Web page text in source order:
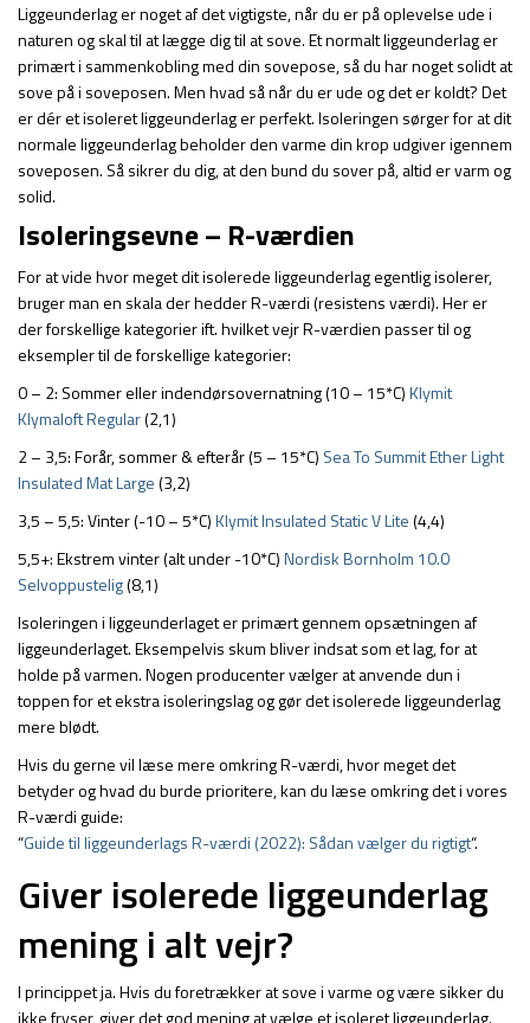
Liggeunderlag er noget af det vigtigste, når du er på oplevelse ude i
naturen og skal til at lægge dig til at sove. Et normalt liggeunderlag er
primært i sammenkobling med din sovepose, så du har noget solidt at
sove på i soveposen. Men hvad så når du er ude og det er koldt? Det
er dér et isoleret liggeunderlag er perfekt. Isoleringen sørger for at dit
normale liggeunderlag beholder den varme din krop udgiver igennem
soveposen. Så sikrer du dig, at den bund du sover på, altid er varm og
solid.
Isoleringsevne – R-værdien
For at vide hvor meget dit isolerede liggeunderlag egentlig isolerer,
bruger man en skala der hedder R-værdi (resistens værdi). Her er
der forskellige kategorier ift. hvilket vejr R-værdien passer til og
eksempler til de forskellige kategorier:
0 – 2: Sommer eller indendørsovernatning (10 – 15*C)Klymit
Klymaloft Regular(2,1)
2 – 3,5: Forår, sommer & efterår (5 – 15*C) Sea To Summit Ether Light
Insulated Mat Large(3,2)
3,5 – 5,5: Vinter (-10 – 5*C)Klymit Insulated Static V Lite(4,4)
5,5+: Ekstrem vinter (alt under -10*C)Nordisk Bornholm 10.0
Selvoppustelig(8,1)
Isoleringen i liggeunderlaget er primært gennem opsætningen af
liggeunderlaget. Eksempelvis skum bliver indsat som et lag, for at
holde på varmen. Nogen producenter vælger at anvende dun i
toppen for et ekstra isoleringslag og gør det isolerede liggeunderlag
mere blødt.
Hvis du gerne vil læse mere omkring R-værdi, hvor meget det
betyder og hvad du burde prioritere, kan du læse omkring det i vores
R-værdi guide:
“Guide til liggeunderlags R-værdi (2022): Sådan vælger du rigtigt“.
Giver isolerede liggeunderlag
mening i alt vejr?
I princippet ja. Hvis du foretrækker at sove i varme og være sikker du
ikke fryser, giver det god mening at vælge et isoleret liggeunderlag.